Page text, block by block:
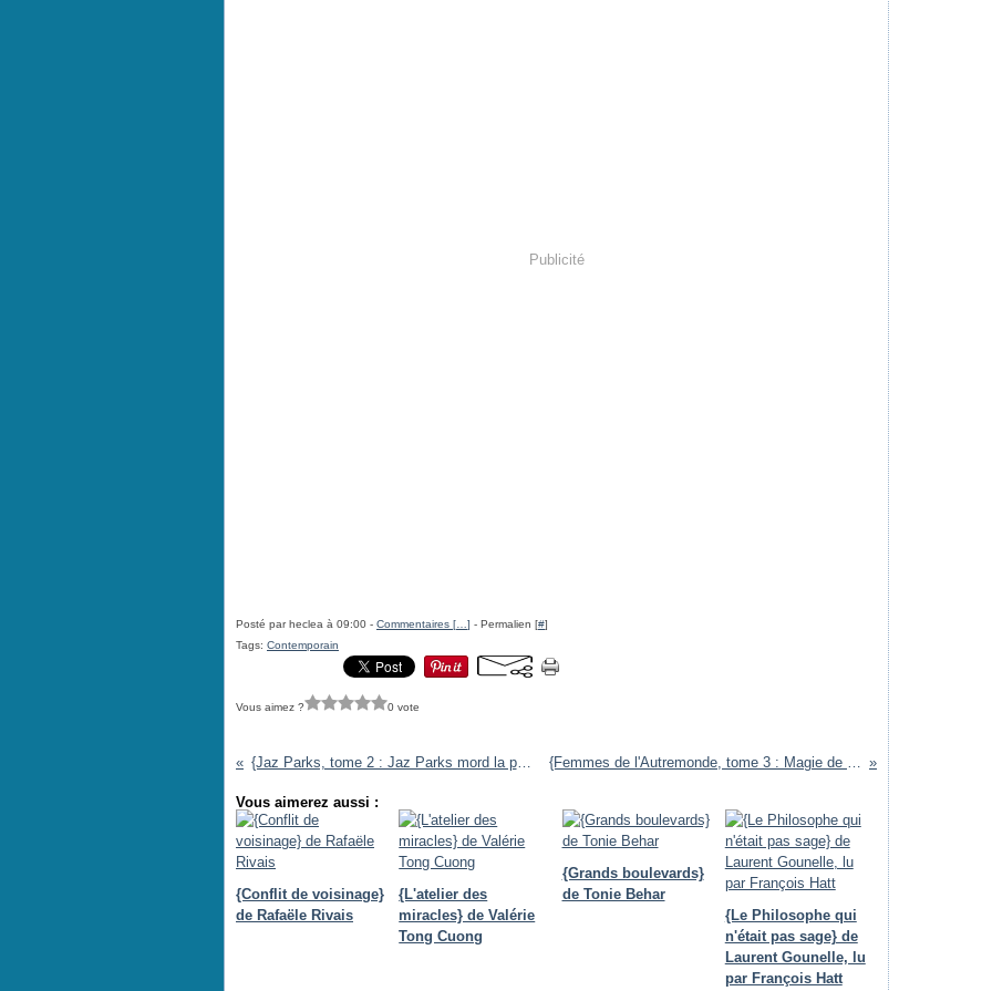
Publicité
Posté par heclea à 09:00 - Commentaires [ ] - Permalien [#]
Tags: Contemporain
Vous aimez ? 0 vote
{Jaz Parks, tome 2 : Jaz Parks mord la poussière} de Jennifer Rardin {Femmes de l'Autremonde, tome 3 : Magie de pacotille} de Kelley Armstrong
Vous aimerez aussi :
{Conflit de voisinage}
de Rafaële Rivais
{L'atelier des
miracles} de Valérie
Tong Cuong
{Grands boulevards}
de Tonie Behar
{Le Philosophe qui
n'était pas sage} de
Laurent Gounelle, lu
par François Hatt